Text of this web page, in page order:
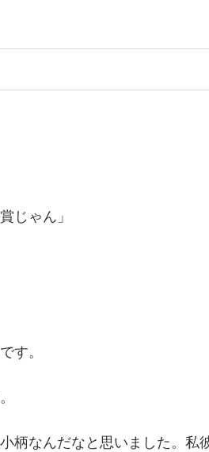
じゃん」
す。
柄なんだなと思いました。私